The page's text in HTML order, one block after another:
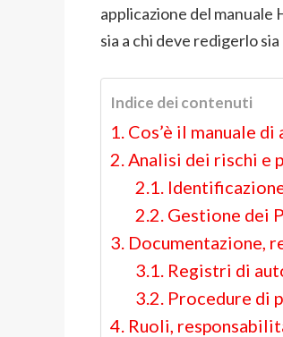
applicazione del
sia a chi deve redigerlo
Indice dei contenuti
Cos’è il manuale
Analisi dei rischi
Gestione dei
Documentazione,
Registri di
Procedure di
Ruoli,